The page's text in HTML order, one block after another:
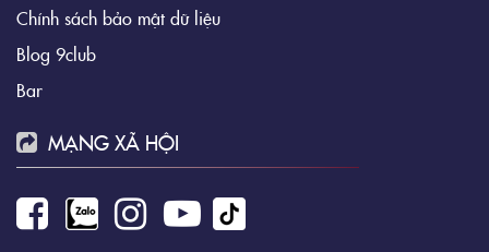
Chính sách bảo mật dữ liệu
Blog 9club
Bar
MẠNG XÃ HỘI